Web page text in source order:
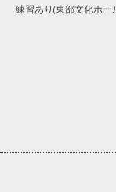
練習あり(東部文化ホ